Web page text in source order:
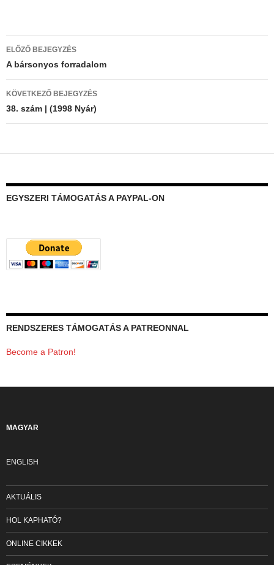
Bejegyzés
navigáció
ELŐZŐ BEJEGYZÉS
A bársonyos forradalom
KÖVETKEZŐ BEJEGYZÉS
38. szám | (1998 Nyár)
EGYSZERI TÁMOGATÁS A PAYPAL-ON
RENDSZERES TÁMOGATÁS A PATREONNAL
Become a Patron!
MAGYAR
ENGLISH
AKTUÁLIS
HOL KAPHATÓ?
ONLINE CIKKEK